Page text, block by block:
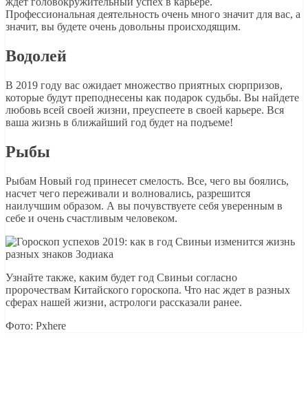
Профессиональная деятельность очень много значит для вас, а
значит, вы будете очень довольны происходящим.
Водолей
В 2019 году вас ожидает множество приятных сюрпризов,
которые будут преподнесены как подарок судьбы. Вы найдете
любовь всей своей жизни, преуспеете в своей карьере. Вся
ваша жизнь в ближайший год будет на подъеме!
Рыбы
Рыбам Новый год принесет смелость. Все, чего вы боялись,
насчет чего переживали и волновались, разрешится
наилучшим образом. А вы почувствуете себя уверенным в
себе и очень счастливым человеком.
Узнайте также, каким будет год Свиньи согласно
пророчествам Китайского гороскопа. Что нас ждет в разных
сферах нашей жизни, астрологи рассказали ранее.
Фото: Pxhere